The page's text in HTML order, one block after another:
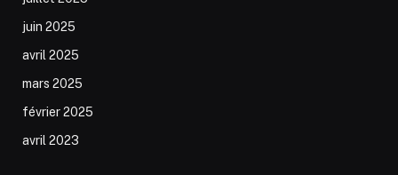
juin 2025
avril 2025
mars 2025
février 2025
avril 2023